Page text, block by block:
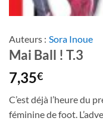
Auteurs : Sora Inoue
Mai Ball ! T.3
7,35€
C’est déjà l’heure du
féminine de foot.